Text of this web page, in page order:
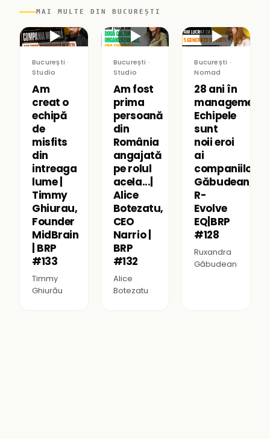
MAI MULTE DIN BUCUREȘTI
▶
București ·
Studio
Am
creat o
echipă
de
misfits
din
intreaga
lume |
Timmy
Ghiurau,
Founder
MidBrain
| BRP
#133
Timmy
Ghiurău
▶
București ·
Studio
Am fost
prima
persoană
din
România
angajată
pe rolul
acela...|
Alice
Botezatu,
CEO
Narrio |
BRP
#132
Alice
Botezatu
▶
București ·
Nomad
28 ani în
management:
Echipele
sunt
noii eroi
ai
Găbudean,
R-
Evolve
EQ|BRP
#128
Ruxandra
Găbudean